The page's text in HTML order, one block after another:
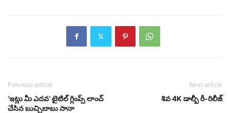
Previous article
‘ఇట్లు మీ ఎదవ’ టైటిల్ గ్లింప్స్ లాంచ్
చేసిన బుచ్చిబాబు సానా
Next article
శివ 4K డాల్బీ రీ-రిలీజ్